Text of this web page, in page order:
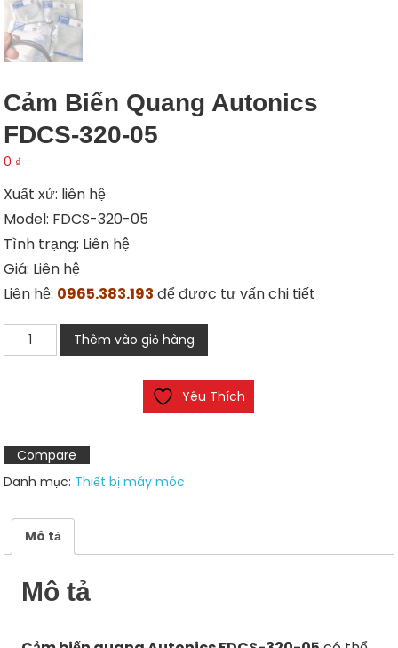
Cảm Biến Quang Autonics
FDCS-320-05
0 ₫
Xuất xứ: liên hệ
Model: FDCS-320-05
Tình trạng: Liên hệ
Giá: Liên hệ
Liên hệ: 0965.383.193 để được tư vấn chi tiết
Cảm
biến
320-
05
số
Thêm vào giỏ hàng
Yêu Thích
Compare
Danh mục: Thiết bị máy móc
Mô tả
Mô tả